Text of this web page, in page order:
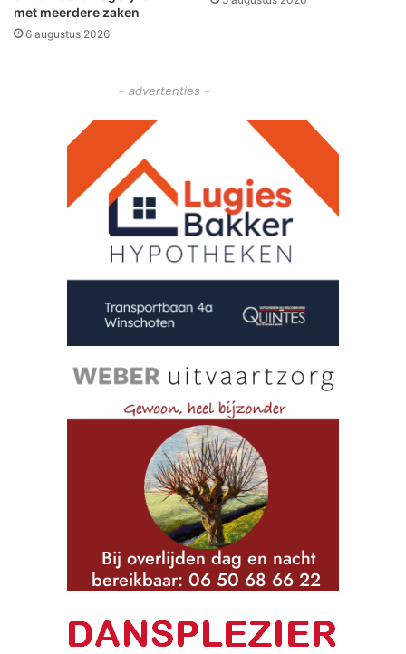
n
N
met meerdere zaken
6 augustus 2026
– advertenties –